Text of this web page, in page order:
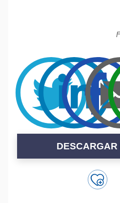
DESCARGAR